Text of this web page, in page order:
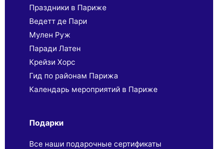
Праздники в Париже
Ведетт де Пари
Мулен Руж
Паради Латен
Крейзи Хорс
Гид по районам Парижа
Календарь мероприятий в Париже
Подарки
Все наши подарочные сертификаты